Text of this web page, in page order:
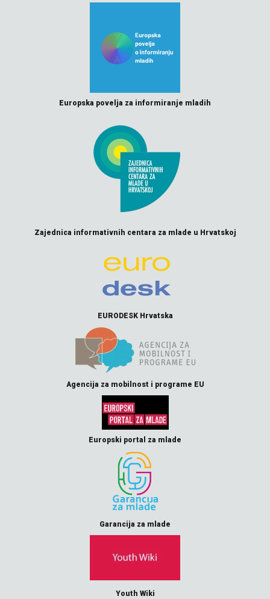
Europska povelja za informiranje mladih
Zajednica informativnih centara za mlade u Hrvatskoj
EURODESK Hrvatska
Agencija za mobilnost i programe EU
Europski portal za mlade
Garancija za mlade
Youth Wiki